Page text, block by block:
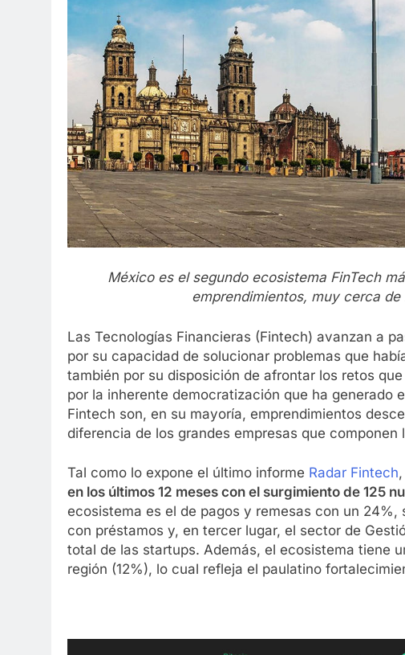
México es el segundo ecosistema FinTech
emprendimientos, muy cerca
Las Tecnologías Financieras (Fintech) avanzan a
por su capacidad de solucionar problemas que
también por su disposición de afrontar los retos
por la inherente democratización que ha generado
Fintech son, en su mayoría, emprendimientos
diferencia de los grandes empresas que componen
Tal como lo expone el último informe Radar Fintech,
en los últimos 12 meses con el surgimiento de 125
ecosistema es el de pagos y remesas con un
con préstamos y, en tercer lugar, el sector de
total de las startups. Además, el ecosistema tiene
región (12%), lo cual refleja el paulatino